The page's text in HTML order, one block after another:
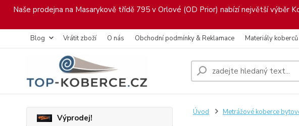
Naše prodejna na Masarykově třídě 795 v Orlové (OD Prior) nabízí největší výběr
Blog Vrátit zboží O nás Obchodní podmínky & Reklamace Materiály
Výprodej!
Úvod Metrážové koberce